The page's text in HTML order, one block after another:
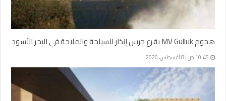
هجوم MV Güllük يقرع جرس إنذار للسياحة والملاحة في البحر الأسود
10:45 ص | 8 أغسطس، 2026